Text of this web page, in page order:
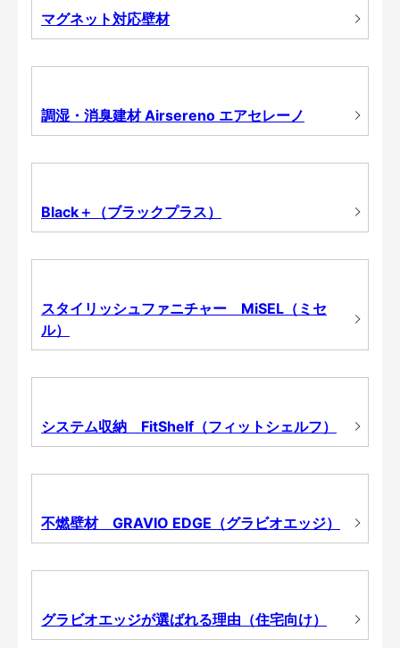
マグネット対応壁材
調湿・消臭建材 Airsereno エアセレーノ
Black＋（ブラックプラス）
スタイリッシュファニチャー MiSEL（ミセ
ル）
システム収納 FitShelf（フィットシェルフ）
不燃壁材 GRAVIO EDGE（グラビオエッジ）
グラビオエッジが選ばれる理由（住宅向け）